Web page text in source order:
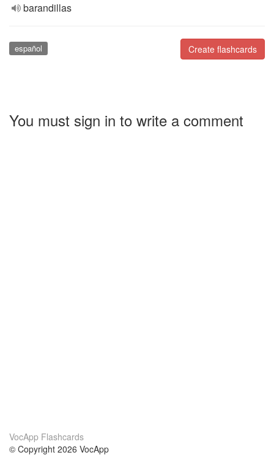
barandillas
Create flashcards
español
You must sign in to write a comment
VocApp Flashcards
© Copyright 2026 VocApp